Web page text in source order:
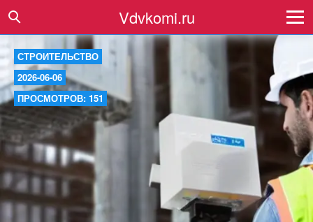
Vdvkomi.ru
СТРОИТЕЛЬСТВО
2026-06-06
ПРОСМОТРОВ: 151